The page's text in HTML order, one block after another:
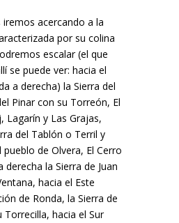
acercando a la
por su colina
escalar (el que
se puede ver: hacia el
a derecha) la Sierra del
Pinar con su Torreón, El
Lagarín y Las Grajas,
del Tablón o Terril y
pueblo de Olvera, El Cerro
derecha la Sierra de Juan
hacia el Este
de Ronda, la Sierra de
Torrecilla, hacia el Sur